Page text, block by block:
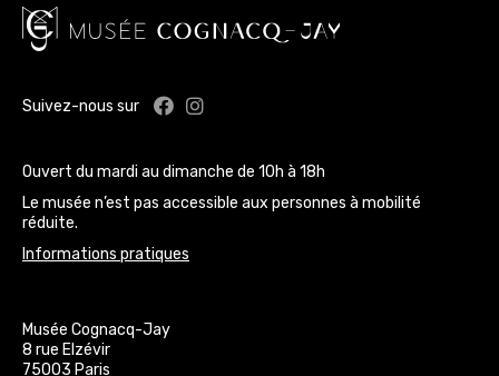
Suivez-nous sur Facebook : Musée Cognacq-Jay
Instagram : Musée Cognacq-
Ouvert du mardi au dimanche de 10h à 18h
Le musée n’est pas accessible aux personnes à mobilité
réduite.
Informations pratiques
Musée Cognacq-Jay
8 rue Elzévir
75003 Paris